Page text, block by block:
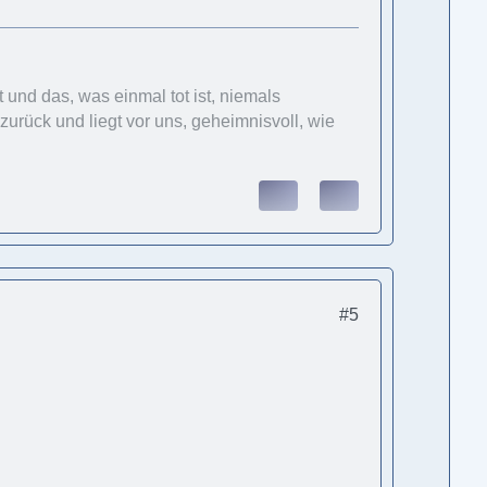
das, was einmal tot ist, niemals
und liegt vor uns, geheimnisvoll, wie
#5